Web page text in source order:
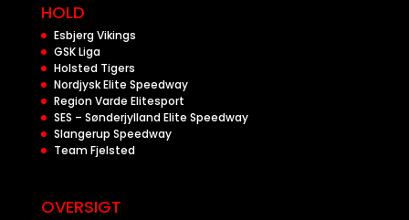
HOLD
Esbjerg Vikings
GSK Liga
Holsted Tigers
Nordjysk Elite Speedway
Region Varde Elitesport
SES – Sønderjylland Elite Speedway
Slangerup Speedway
Team Fjelsted
OVERSIGT